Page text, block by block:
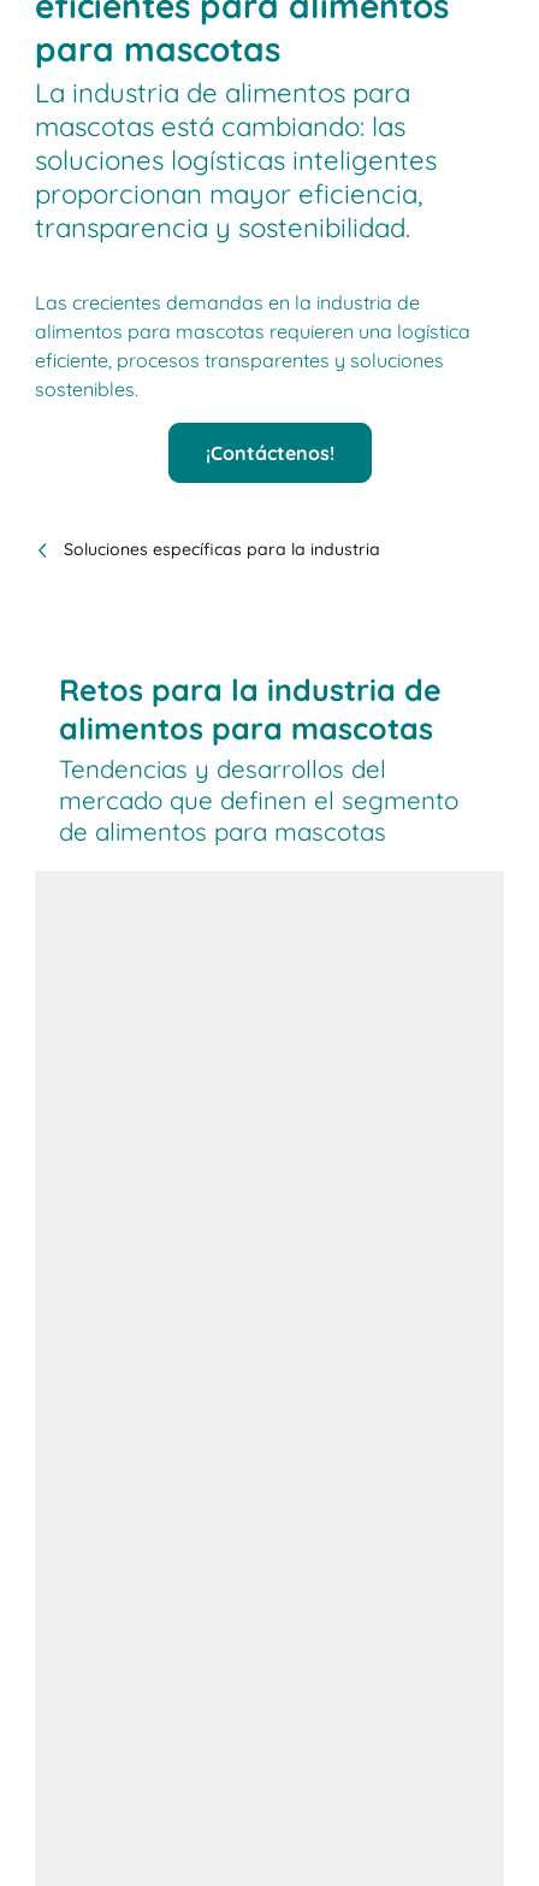
para mascotas
La industria de alimentos para
mascotas está cambiando: las
soluciones logísticas inteligentes
proporcionan mayor eficiencia,
transparencia y sostenibilidad.
Las crecientes demandas en la industria de
alimentos para mascotas requieren una logística
eficiente, procesos transparentes y soluciones
sostenibles.
¡Contáctenos!
Soluciones específicas para la industria
Retos para la industria de
alimentos para mascotas
Tendencias y desarrollos del
mercado que definen el segmento
de alimentos para mascotas